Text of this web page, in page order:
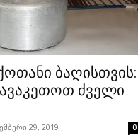
ბაღისთვის:
ძველი
29, 2019 0